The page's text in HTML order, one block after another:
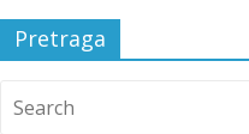
Pretraga